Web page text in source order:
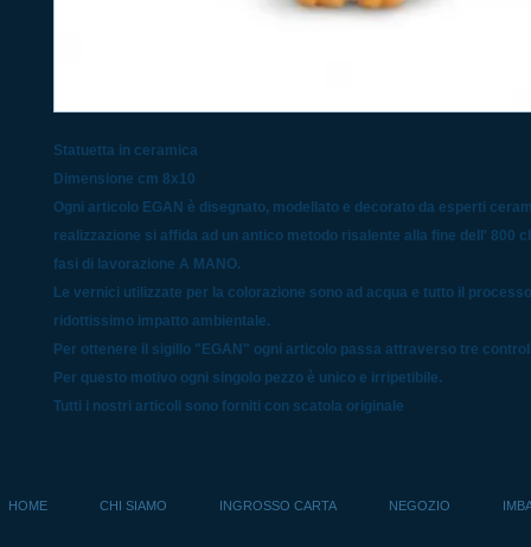
Statuetta in ceramica
Dimensione cm 8x10
Ogni articolo EGAN è disegnato, modellato e decorato da esperti
realizzazione si affida ad un antico metodo risalente alla fine dell' 800
fasi di lavorazione A MANO.
Le vernici utilizzate per la colorazione sono ad acqua e tutto il
ridottissimo impatto ambientale.
Per ottenere il sigillo "EGAN" ogni articolo passa attraverso tre
Per questo motivo ogni singolo pezzo è unico e irripetibile.
Tutti i nostri articoli sono forniti con scatola originale
HOME CHI SIAMO INGROSSO CARTA NEGOZIO